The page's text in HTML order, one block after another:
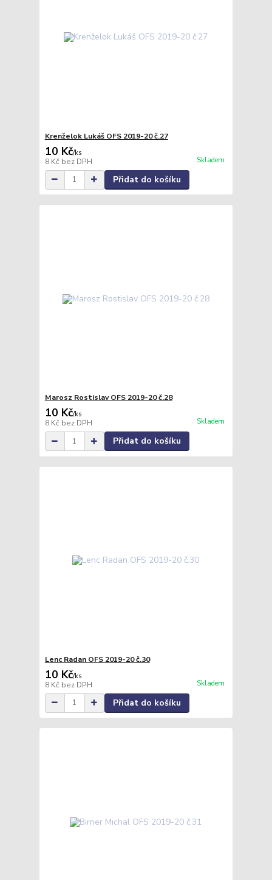
Krenželok Lukáš OFS 2019-20 č.27
10 Kč/ks
8 Kč bez DPH Skladem
Přidat do košíku
Marosz Rostislav OFS 2019-20 č.28
10 Kč/ks
8 Kč bez DPH Skladem
Přidat do košíku
Lenc Radan OFS 2019-20 č.30
10 Kč/ks
8 Kč bez DPH Skladem
Přidat do košíku